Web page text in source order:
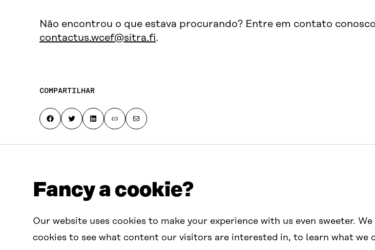
Fancy a cookie?
Our website uses cookies to make your experience with us even sweeter. We
cookies to see what content our visitors are interested in, to learn what we
Não encontrou o que estava procurando? Entre em contato
contactus.wcef@sitra.fi.
COMPARTILHAR
Share on Facebook
Share on TwitterShare on LinkedInCopy page link to clipboard
Share by email
Fale conosco
contactus.wcef@sitra.fi
Mídias sociais
#wcef2025